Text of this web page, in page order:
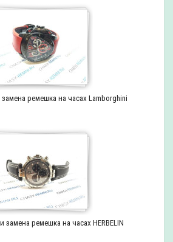
ремешка на часах Lamborghini
замена ремешка на часах HERBELIN